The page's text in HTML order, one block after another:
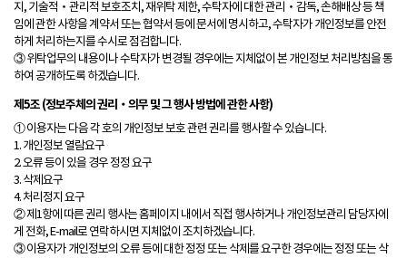
지, 기술적‧관리적 보호조치, 재위탁 제한, 수탁자에 대한 관리‧감독, 손해배상 등 책
임에 관한 사항을 계약서 또는 협약서 등에 문서에 명시하고, 수탁자가 개인정보를 안전
하게 처리하는지를 수시로 점검합니다.
③ 위탁업무의 내용이나 수탁자가 변경될 경우에는 지체없이 본 개인정보 처리방침을 통
하여 공개하도록 하겠습니다.
제5조 (정보주체의 권리‧의무 및 그 행사 방법에 관한 사항)
① 이용자는 다음 각 호의 개인정보 보호 관련 권리를 행사할 수 있습니다.
1. 개인정보 열람요구
2. 오류 등이 있을 경우 정정 요구
3. 삭제요구
4. 처리정지 요구
② 제1항에 따른 권리 행사는 홈페이지 내에서 직접 행사하거나 개인정보관리 담당자에
게 전화, E-mail로 연락하시면 지체없이 조치하겠습니다.
③ 이용자가 개인정보의 오류 등에 대한 정정 또는 삭제를 요구한 경우에는 정정 또는 삭